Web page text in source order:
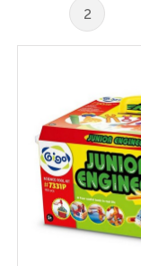
2